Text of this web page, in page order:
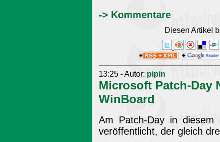
-> Kommentare
Diesen Artikel
13:25 - Autor: pipin
Microsoft Patch-Day
WinBoard
Am Patch-Day in diesem
veröffentlicht, der gleich